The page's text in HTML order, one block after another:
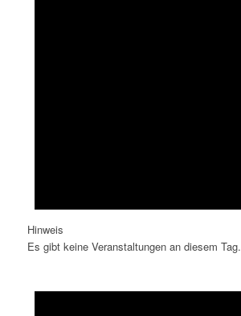
Hinweis
Es gibt keine Veranstaltungen an diesem Tag.